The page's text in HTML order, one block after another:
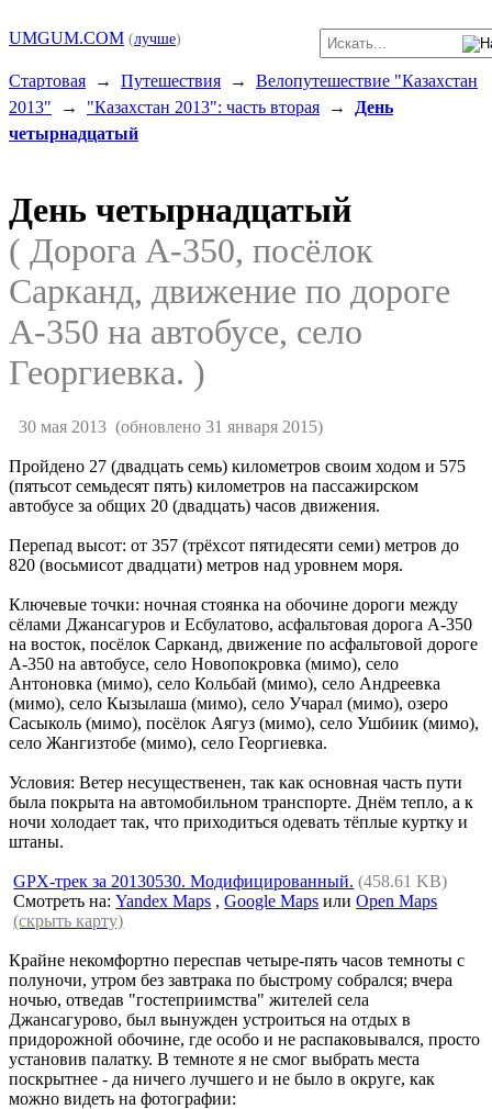
UMGUM.COM (лучше)
Стартовая → Путешествия → Велопутешествие "Казахстан
2013" → "Казахстан 2013": часть вторая →
День
четырнадцатый
День четырнадцатый
( Дорога A-350, посёлок
Сарканд, движение по дороге
A-350 на автобусе, село
Георгиевка. )
30 мая 2013(обновлено 31 января 2015)
Пройдено 27 (двадцать семь) километров своим ходом и 575
(пятьсот семьдесят пять) километров на пассажирском
автобусе за общих 20 (двадцать) часов движения.
Перепад высот: от 357 (трёхсот пятидесяти семи) метров до
820 (восьмисот двадцати) метров над уровнем моря.
Ключевые точки: ночная стоянка на обочине дороги между
сёлами Джансагуров и Есбулатово, асфальтовая дорога A-350
на восток, посёлок Сарканд, движение по асфальтовой дороге
A-350 на автобусе, село Новопокровка (мимо), село
Антоновка (мимо), село Кольбай (мимо), село Андреевка
(мимо), село Кызылаша (мимо), село Учарал (мимо), озеро
Сасыколь (мимо), посёлок Аягуз (мимо), село Ушбиик (мимо),
село Жангизтобе (мимо), село Георгиевка.
Условия: Ветер несущественен, так как основная часть пути
была покрыта на автомобильном транспорте. Днём тепло, а к
ночи холодает так, что приходиться одевать тёплые куртку и
штаны.
GPX-трек за 20130530. Модифицированный. (458.61 KB)
Смотреть на:Yandex Maps ,Google Maps илиOpen Maps
(скрыть карту)
Крайне некомфортно переспав четыре-пять часов темноты с
полуночи, утром без завтрака по быстрому собрался; вчера
ночью, отведав "гостеприимства" жителей села
Джансагурово, был вынужден устроиться на отдых в
придорожной обочине, где особо и не распаковывался, просто
установив палатку. В темноте я не смог выбрать места
поскрытнее - да ничего лучшего и не было в округе, как
можно видеть на фотографии: